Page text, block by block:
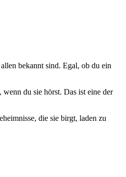
bekannt sind. Egal, ob du ein
du sie hörst. Das ist eine der
die sie birgt, laden zu